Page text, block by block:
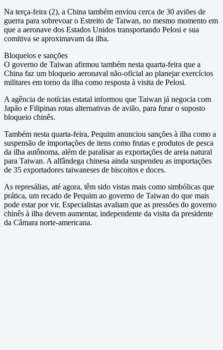
Na terça-feira (2), a China também enviou cerca de 30 aviões de
guerra para sobrevoar o Estreito de Taiwan, no mesmo momento em
que a aeronave dos Estados Unidos transportando Pelosi e sua
comitiva se aproximavam da ilha.
Bloqueios e sanções
O governo de Taiwan afirmou também nesta quarta-feira que a
China faz um bloqueio aeronaval não-oficial ao planejar exercícios
militares em torno da ilha como resposta à visita de Pelosi.
A agência de notícias estatal informou que Taiwan já negocia com
Japão e Filipinas rotas alternativas de avião, para furar o suposto
bloqueio chinês.
Também nesta quarta-feira, Pequim anunciou sanções à ilha como a
suspensão de importações de itens como frutas e produtos de pesca
da ilha autônoma, além de paralisar as exportações de areia natural
para Taiwan. A alfândega chinesa ainda suspendeu as importações
de 35 exportadores taiwaneses de biscoitos e doces.
As represálias, até agora, têm sido vistas mais como simbólicas que
prática, um recado de Pequim ao governo de Taiwan do que mais
pode estar por vir. Especialistas avaliam que as pressões do governo
chinês à ilha devem aumentar, independente da visita da presidente
da Câmara norte-americana.